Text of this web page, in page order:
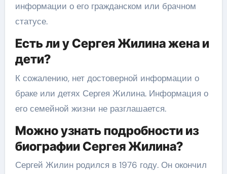
информации о его гражданском или брачном
статусе.
Есть ли у Сергея Жилина жена и
дети?
К сожалению, нет достоверной информации о
браке или детях Сергея Жилина. Информация о
его семейной жизни не разглашается.
Можно узнать подробности из
биографии Сергея Жилина?
Сергей Жилин родился в 1976 году. Он окончил